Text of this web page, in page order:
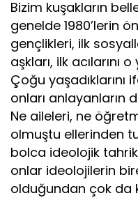
Bizim kuşakların
genelde 1980’lerin
gençlikleri, ilk
aşkları, ilk acılarını
Çoğu
onları anlayanların
Ne aileleri, ne
olmuştu ellerinden
bolca ideolojik
onlar ideolojilerin
olduğundan çok da